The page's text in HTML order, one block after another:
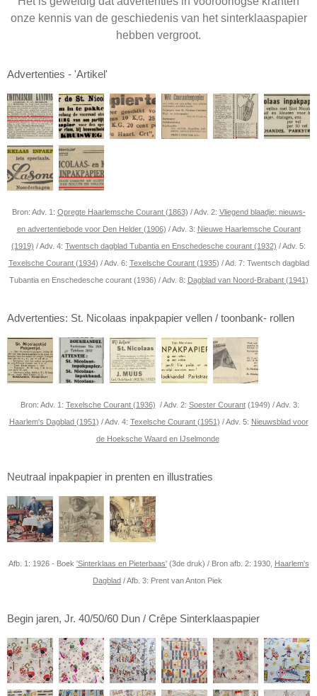
onze kennis van de geschiedenis van het sinterklaaspapier
hebben vergroot.
Advertenties - 'Artikel'
Bron: Adv. 1: Opregte Haarlemsche Courant (1863) / Adv. 2: Vliegend blaadje: nieuws-
en advertentiebode voor Den Helder (1906) / Adv. 3: Nieuwe Haarlemsche Courant
(1919) / Adv. 4: Twentsch dagblad Tubantia en Enschedesche courant (1932) / Adv. 5:
Texelsche Courant (1934) / Adv. 6: Texelsche Courant (1935) / Ad. 7: Twentsch dagblad
Tubantia en Enschedesche courant (1936) / Adv. 8: Dagblad van Noord-Brabant (1941)
Advertenties: St. Nicolaas inpakpapier vellen / toonbank- rollen
Bron: Adv. 1: Texelsche Courant (1936) / Adv. 2: Soester Courant(1949) / Adv. 3:
Haarlem's Dagblad (1951) / Adv. 4: Texelsche Courant (1951) / Adv. 5: Nieuwsblad voor
de Hoeksche Waard en IJselmonde
Neutraal inpakpapier in prenten en illustraties
Afb. 1: 1926 - Boek 'Sinterklaas en Pieterbaas'(3de druk) / Bron afb. 2: 1930, Haarlem's
Dagblad / Afb. 3: Prent van Anton Piek
Begin jaren, Jr. 40/50/60 Dun / Crêpe Sinterklaaspapier